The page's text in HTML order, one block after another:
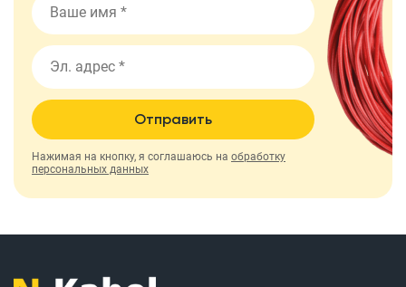
Отправить
Нажимая на кнопку, я соглашаюсь на обработку
персональных данных